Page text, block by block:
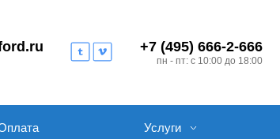
+7 (495) 666-2-666
пн - пт: с 10:00 до 18:00
Услуги